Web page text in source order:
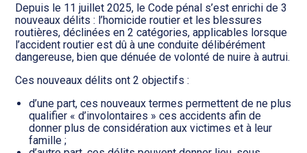
Depuis le 11 juillet 2025, le Code pénal s’est enrichi de 3
nouveaux délits : l’homicide routier et les blessures
routières, déclinées en 2 catégories, applicables lorsque
l’accident routier est dû à une conduite délibérément
dangereuse, bien que dénuée de volonté de nuire à autrui.
Ces nouveaux délits ont 2 objectifs :
d’une part, ces nouveaux termes permettent de ne plus
qualifier « d’involontaires » ces accidents afin de
donner plus de considération aux victimes et à leur
famille ;